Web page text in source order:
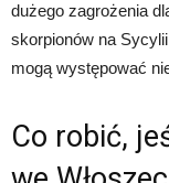
dużego zagrożenia
skorpionów na
mogą występować
Co robić,